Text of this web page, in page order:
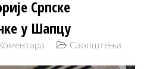
Српске
у Шапцу
Саопштења